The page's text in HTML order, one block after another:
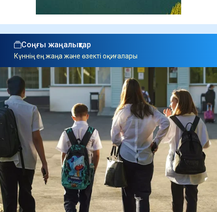
Соңғы жаңалықтар
Күннің ең жаңа және өзекті оқиғалары